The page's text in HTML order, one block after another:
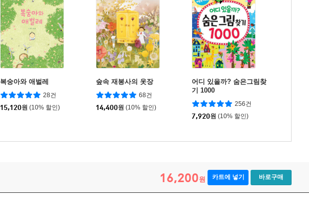
복숭아와 애벌레
28건
15,120원 (10% 할인)
숲속 재봉사의 옷장
68건
14,400원 (10% 할인)
어디 있을까? 숨은그림찾
기 1000
256건
7,920원 (10% 할인)
16,200원 카트에 넣기 바로구매